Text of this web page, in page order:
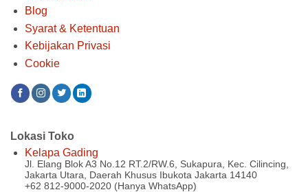
Blog
Syarat & Ketentuan
Kebijakan Privasi
Cookie
Lokasi Toko
Kelapa Gading
Jl. Elang Blok A3 No.12 RT.2/RW.6, Sukapura, Kec. Cilincing,
Jakarta Utara, Daerah Khusus Ibukota Jakarta 14140
+62 812-9000-2020 (Hanya WhatsApp)